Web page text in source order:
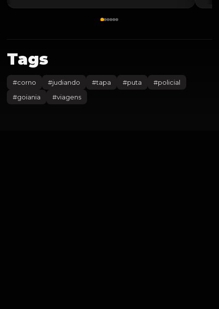
Tags
#corno #judiando #tapa #puta #policial
#goiania #viagens